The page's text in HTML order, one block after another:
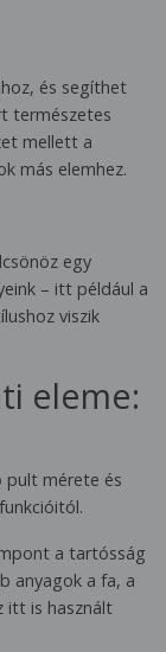
és segíthet
természetes
mellett a
más elemhez.
egy
– itt például a
viszik
eleme:
pult mérete és
a tartósság
anyagok a fa, a
itt is használt